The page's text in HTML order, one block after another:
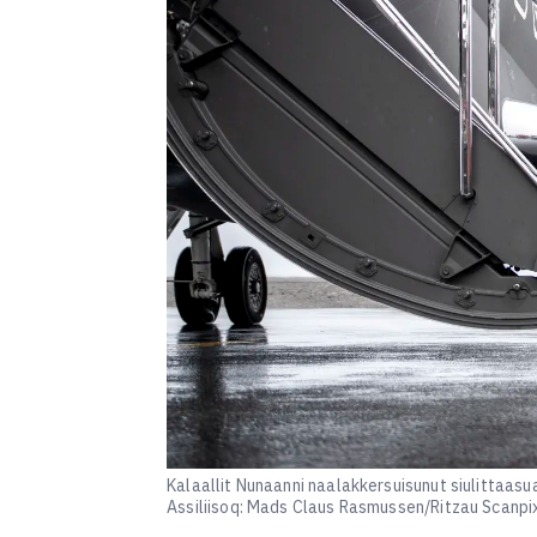
Assiliisoq: Mads Claus Rasmussen/Ritzau